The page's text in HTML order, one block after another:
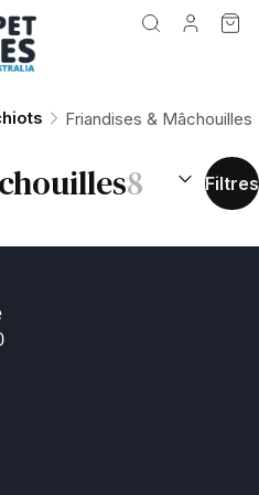
Friandises & Mâchouilles
8 TRIER PAR :
Filtres